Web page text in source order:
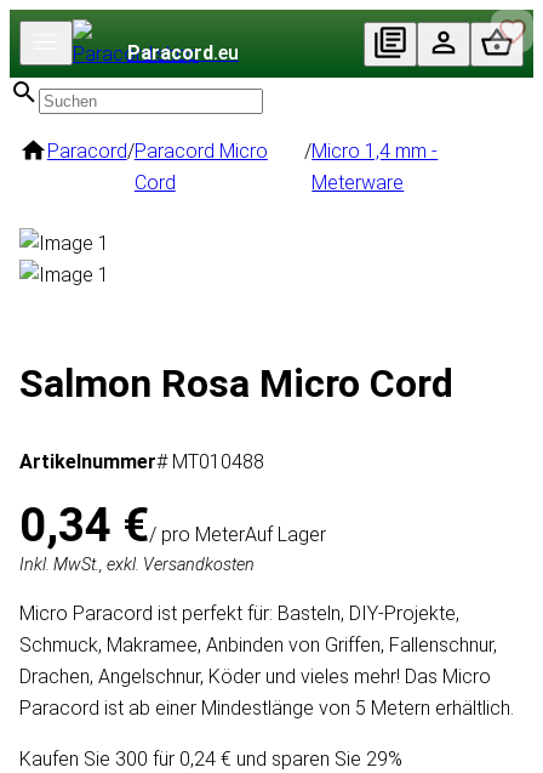
Paracord.eu
Paracord/Paracord Micro
Cord
/Micro 1,4 mm -
Meterware
Salmon Rosa Micro Cord
Artikelnummer# MT010488
0,34 €/ pro MeterAuf Lager
Inkl. MwSt., exkl. Versandkosten
Micro Paracord ist perfekt für: Basteln, DIY-Projekte,
Schmuck, Makramee, Anbinden von Griffen, Fallenschnur,
Drachen, Angelschnur, Köder und vieles mehr! Das Micro
Paracord ist ab einer Mindestlänge von 5 Metern erhältlich.
Kaufen Sie 300 für 0,24 € und sparen Sie 29%